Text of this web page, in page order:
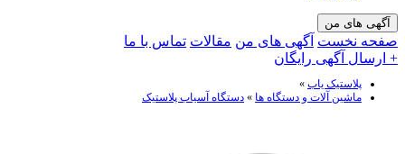
آگهی های من
صفحه نخست آگهی های من مقالات تماس با ما
+ ارسال آگهی رایگان
پلاستیک یاب »
ماشین آلات و دستگاه ها » دستگاه آسیاب پلاستیک